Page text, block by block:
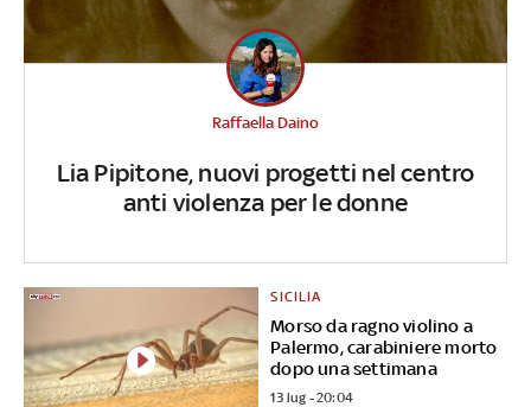
Lia Pipitone, nuovi progetti nel centro
anti violenza per le donne
Raffaella Daino
Morso da ragno violino a
Palermo, carabiniere morto
dopo una settimana
SICILIA
13 lug - 20:04